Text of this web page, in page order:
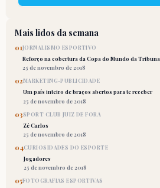
Mais lidos da semana
01JORNALISMO ESPORTIVO
Reforço na cobertura da Copa do Mundo da Tribuna
25 de novembro de 2018
02MARKETING-PUBLICIDADE
Um país inteiro de braços abertos para te receber
25 de novembro de 2018
03SPORT CLUB JUIZ DE FORA
Zé Carlos
25 de novembro de 2018
04CURIOSIDADES DO ESPORTE
Jogadores
25 de novembro de 2018
05FOTOGRAFIAS ESPORTIVAS